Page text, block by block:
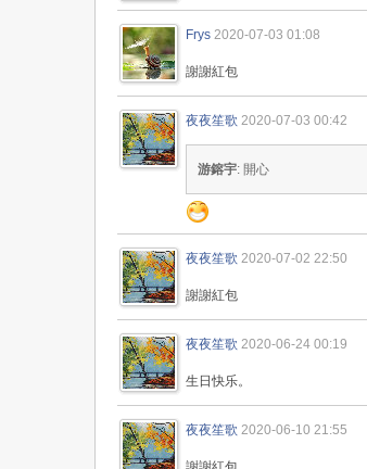
Frys 2020-07-03 01:08
謝謝紅包
夜夜笙歌 2020-07-03 00:42
游鎔宇: 開心
夜夜笙歌 2020-07-02 22:50
謝謝紅包
夜夜笙歌 2020-06-24 00:19
生日快乐。
夜夜笙歌 2020-06-10 21:55